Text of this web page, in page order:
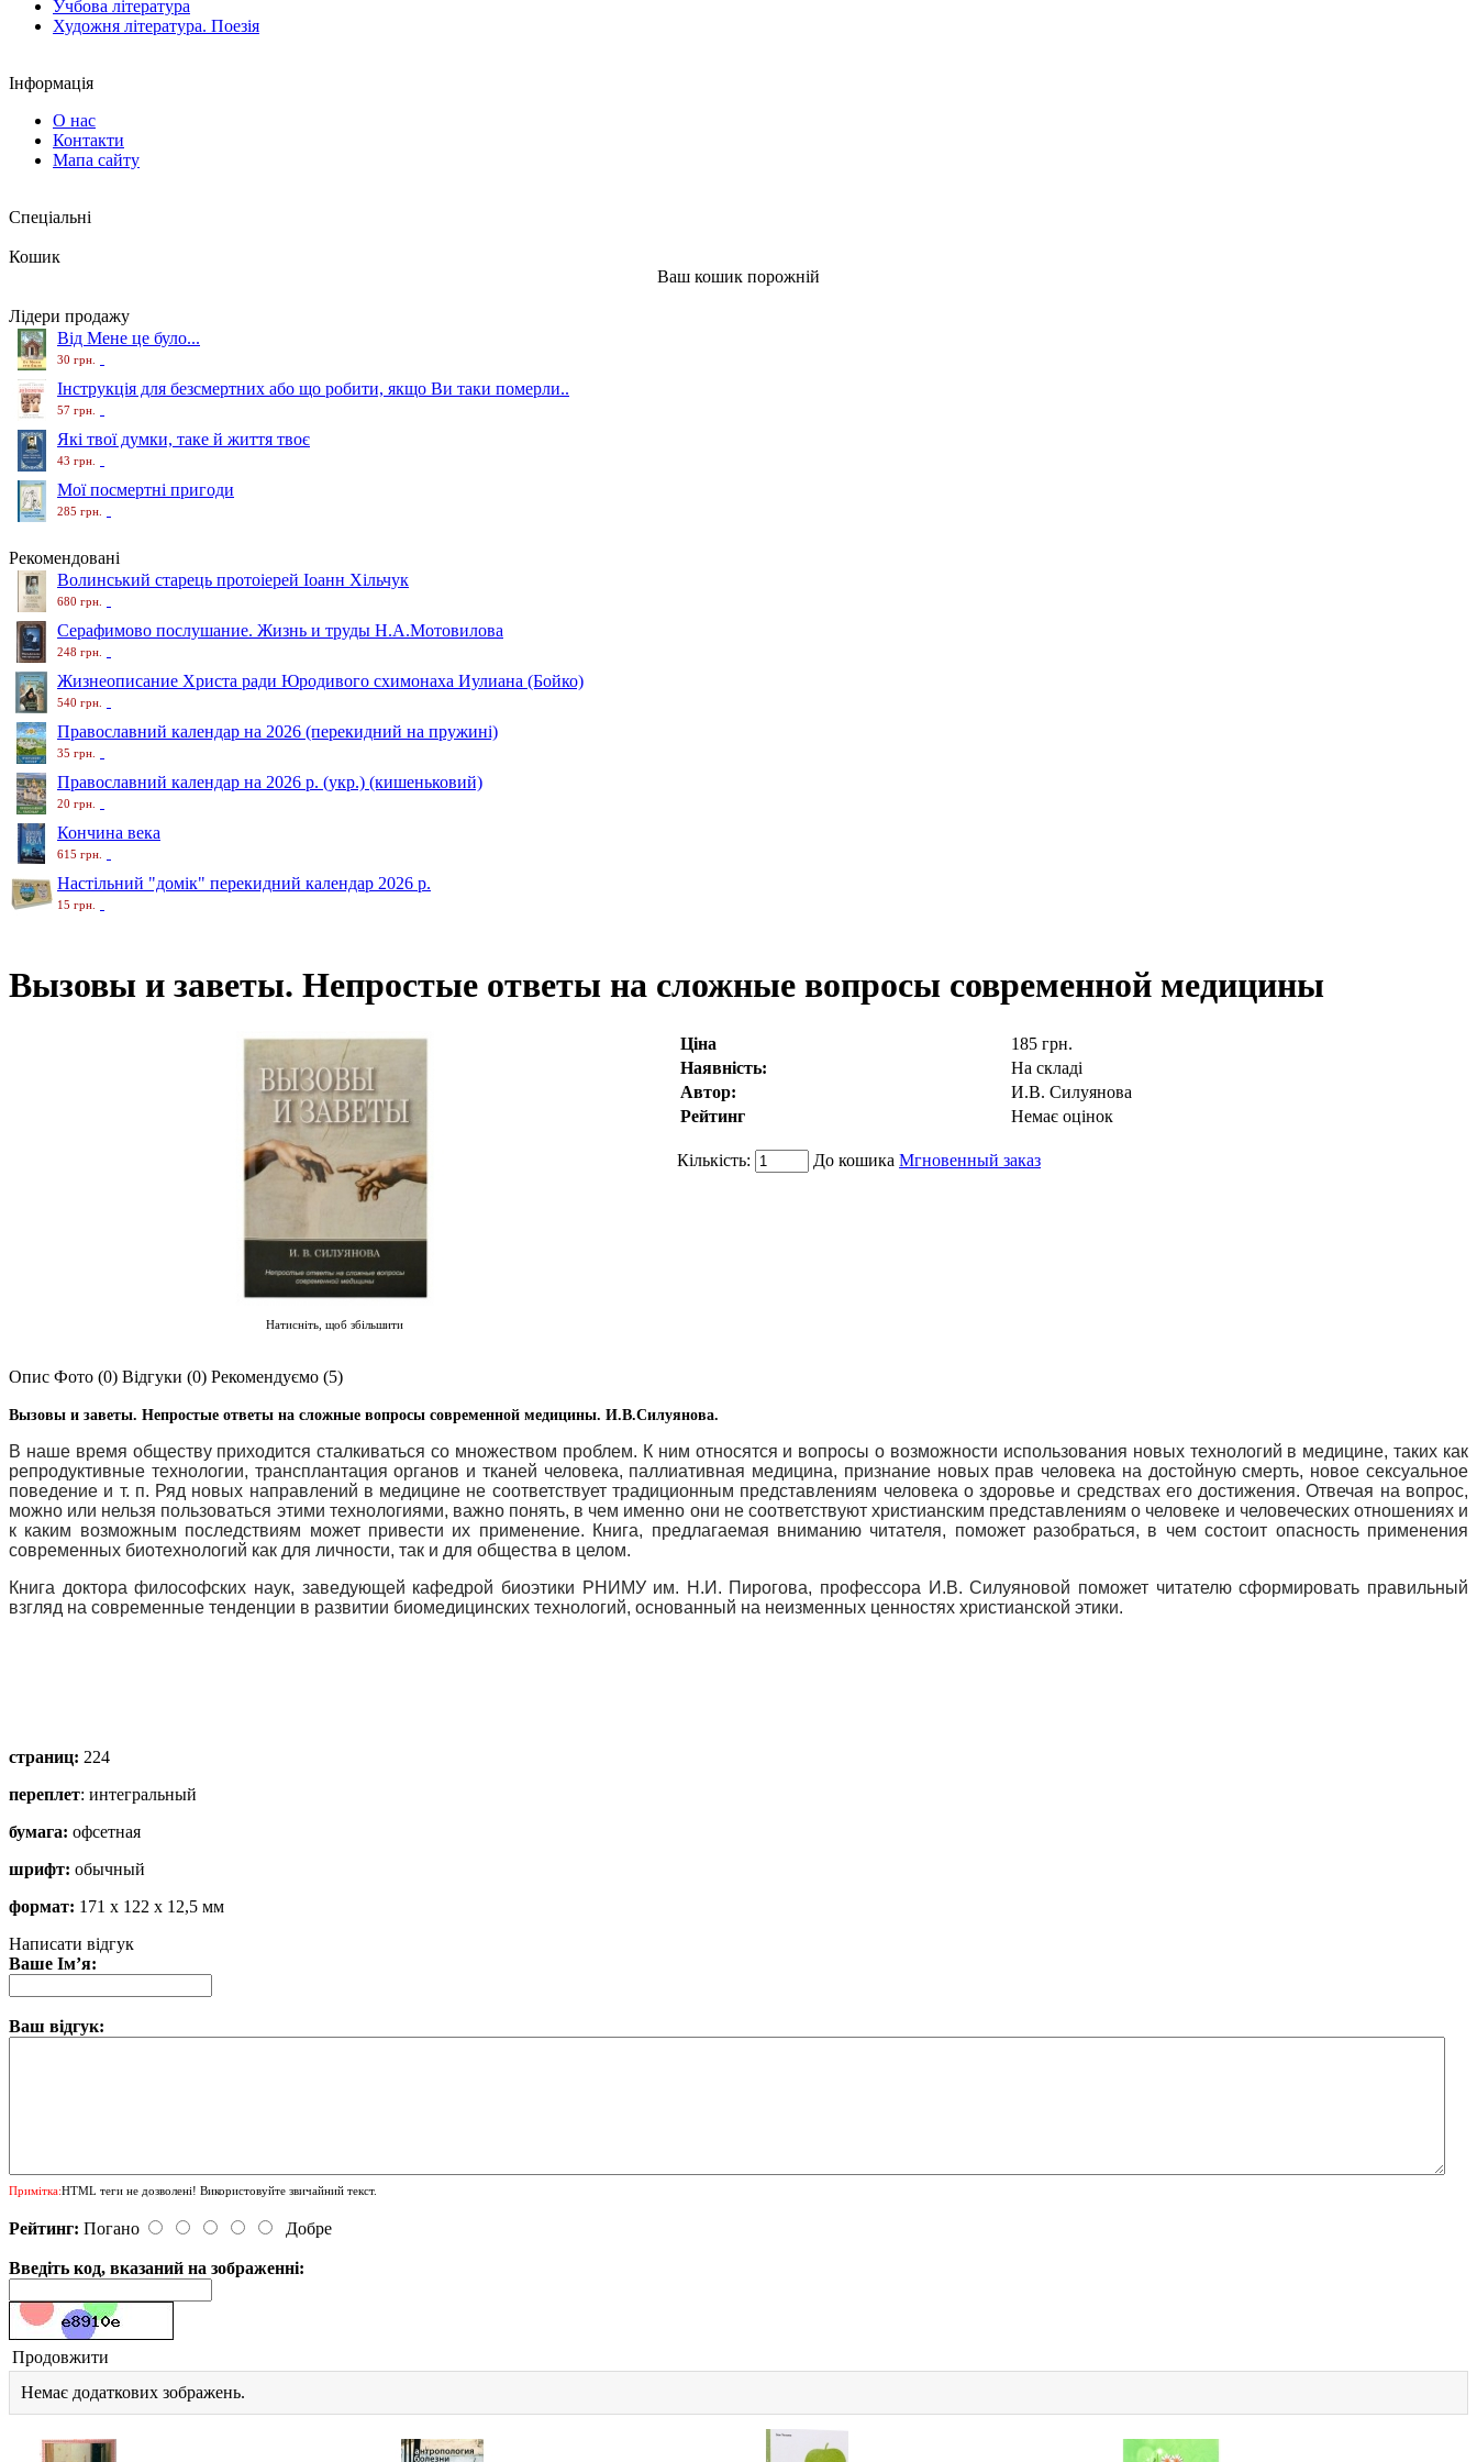
Учбова література
Художня література. Поезія
Інформація
О нас
Контакти
Мапа сайту
Спеціальні
Кошик
Ваш кошик порожній
Лідери продажу
Від Мене це було...
30 грн.
Інструкція для безсмертних або що робити, якщо Ви таки померли..
57 грн.
Які твої думки, таке й життя твоє
43 грн.
Мої посмертні пригоди
285 грн.
Рекомендовані
Волинський старець протоіерей Іоанн Хільчук
680 грн.
Серафимово послушание. Жизнь и труды Н.А.Мотовилова
248 грн.
Жизнеописание Христа ради Юродивого схимонаха Иулиана (Бойко)
540 грн.
Православний календар на 2026 (перекидний на пружині)
35 грн.
Православний календар на 2026 р. (укр.) (кишеньковий)
20 грн.
Кончина века
615 грн.
Настільний "домік" перекидний календар 2026 р.
15 грн.
Вызовы и заветы. Непростые ответы на сложные вопросы современной медицины
Натисніть, щоб збільшити
Ціна
185 грн.
Наявність:
На складі
Автор:
И.В. Силуянова
Рейтинг
Немає оцінок
Кількість: До кошика Мгновенный заказ
Опис Фото (0) Відгуки (0) Рекомендуємо (5)
Вызовы и заветы. Непростые ответы на сложные вопросы современной медицины. И.В.Силуянова.
В наше время обществу приходится сталкиваться со множеством проблем. К ним относятся и вопросы о возможности использования новых технологий в медицине, таких как
репродуктивные технологии, трансплантация органов и тканей человека, паллиативная медицина, признание новых прав человека на достойную смерть, новое сексуальное
поведение и т. п. Ряд новых направлений в медицине не соответствует традиционным представлениям человека о здоровье и средствах его достижения. Отвечая на вопрос,
можно или нельзя пользоваться этими технологиями, важно понять, в чем именно они не соответствуют христианским представлениям о человеке и человеческих отношениях и
к каким возможным последствиям может привести их применение. Книга, предлагаемая вниманию читателя, поможет разобраться, в чем состоит опасность применения
современных биотехнологий как для личности, так и для общества в целом.
Книга доктора философских наук, заведующей кафедрой биоэтики РНИМУ им. Н.И. Пирогова, профессора И.В. Силуяновой поможет читателю сформировать правильный
взгляд на современные тенденции в развитии биомедицинских технологий, основанный на неизменных ценностях христианской этики.
страниц: 224
переплет: интегральный
бумага: офсетная
шрифт: обычный
формат: 171 х 122 х 12,5 мм
Написати відгук
Ваше Ім’я:
Ваш відгук:
Примітка:HTML теги не дозволені! Використовуйте звичайний текст.
Рейтинг: Погано Добре
Введіть код, вказаний на зображенні:
Продовжити
Немає додаткових зображень.